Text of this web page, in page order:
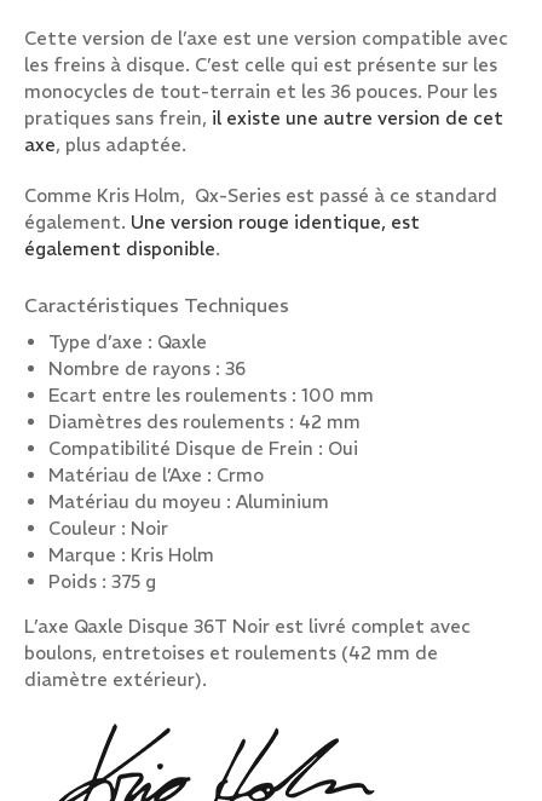
Cette version de l’axe est une version compatible avec
les freins à disque. C’est celle qui est présente sur les
monocycles de tout-terrain et les 36 pouces. Pour les
pratiques sans frein, il existe une autre version de cet
axe, plus adaptée.
Comme Kris Holm, Qx-Series est passé à ce standard
également. Une version rouge identique, est
également disponible.
Caractéristiques Techniques
Type d’axe : Qaxle
Nombre de rayons : 36
Ecart entre les roulements : 100 mm
Diamètres des roulements : 42 mm
Compatibilité Disque de Frein : Oui
Matériau de l’Axe : Crmo
Matériau du moyeu : Aluminium
Couleur : Noir
Marque : Kris Holm
Poids : 375 g
L’axe Qaxle Disque 36T Noir est livré complet avec
boulons, entretoises et roulements (42 mm de
diamètre extérieur).